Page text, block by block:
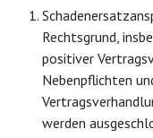
Rechtsgrund,
positiver
Nebenpflichten
werden